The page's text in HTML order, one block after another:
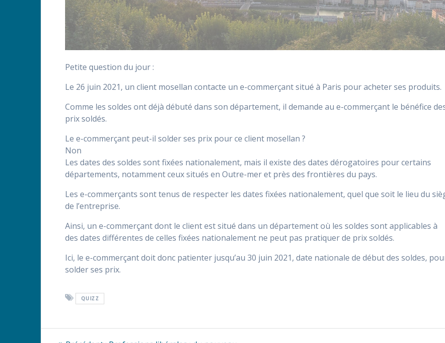
Petite question du jour :
Le 26 juin 2021, un client mosellan contacte un e-commerçant situé à Paris pour acheter ses produits.
Comme les soldes ont déjà débuté dans son département, il demande au e-commerçant le bénéfice
prix soldés.
Le e-commerçant peut-il solder ses prix pour ce client mosellan ?
Non
Les dates des soldes sont fixées nationalement, mais il existe des dates dérogatoires pour certains
départements, notamment ceux situés en Outre-mer et près des frontières du pays.
Les e-commerçants sont tenus de respecter les dates fixées nationalement, quel que soit le lieu du
de l’entreprise.
Ainsi, un e-commerçant dont le client est situé dans un département où les soldes sont applicables à
des dates différentes de celles fixées nationalement ne peut pas pratiquer de prix soldés.
Ici, le e-commerçant doit donc patienter jusqu’au 30 juin 2021, date nationale de début des soldes,
solder ses prix.
QUIZZ